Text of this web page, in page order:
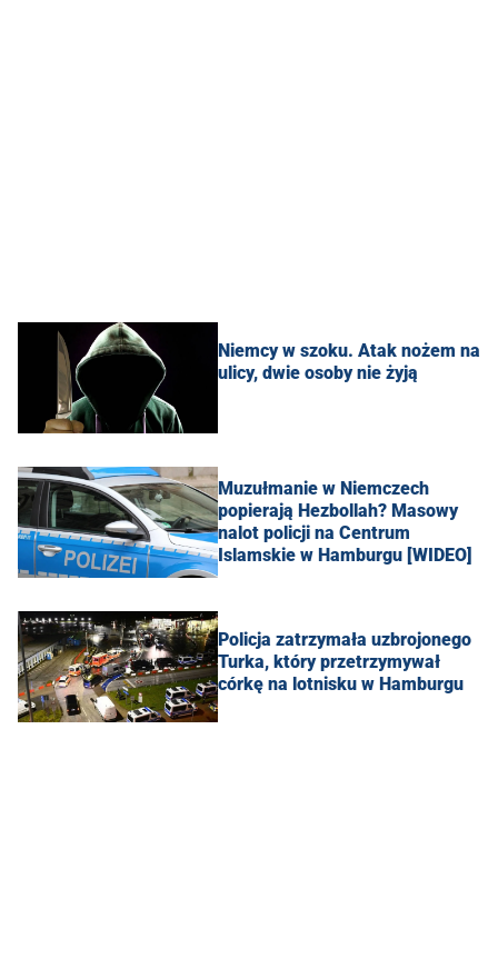
Niemcy w szoku. Atak nożem na
ulicy, dwie osoby nie żyją
Muzułmanie w Niemczech
popierają Hezbollah? Masowy
nalot policji na Centrum
Islamskie w Hamburgu [WIDEO]
Policja zatrzymała uzbrojonego
Turka, który przetrzymywał
córkę na lotnisku w Hamburgu